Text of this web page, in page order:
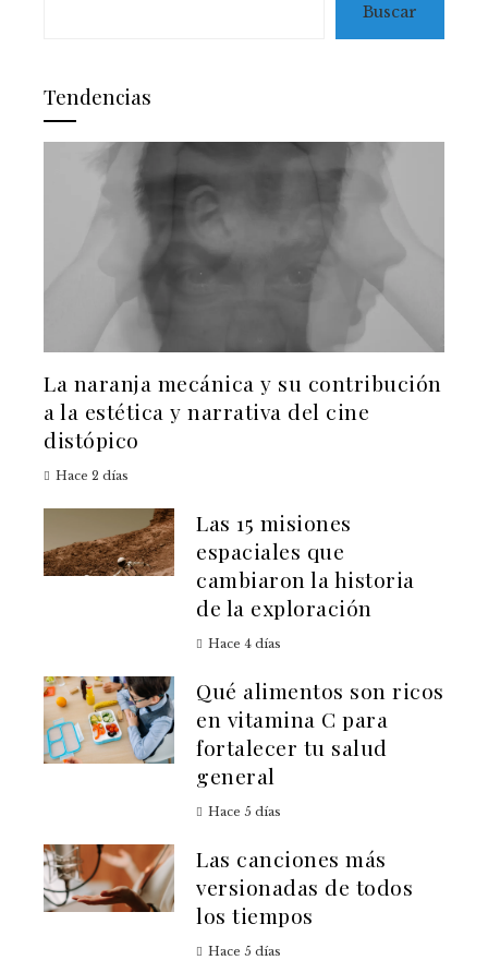
Buscar
Tendencias
La naranja mecánica y su contribución
a la estética y narrativa del cine
distópico
Hace 2 días
Las 15 misiones
espaciales que
cambiaron la historia
de la exploración
Hace 4 días
Qué alimentos son ricos
en vitamina C para
fortalecer tu salud
general
Hace 5 días
Las canciones más
versionadas de todos
los tiempos
Hace 5 días